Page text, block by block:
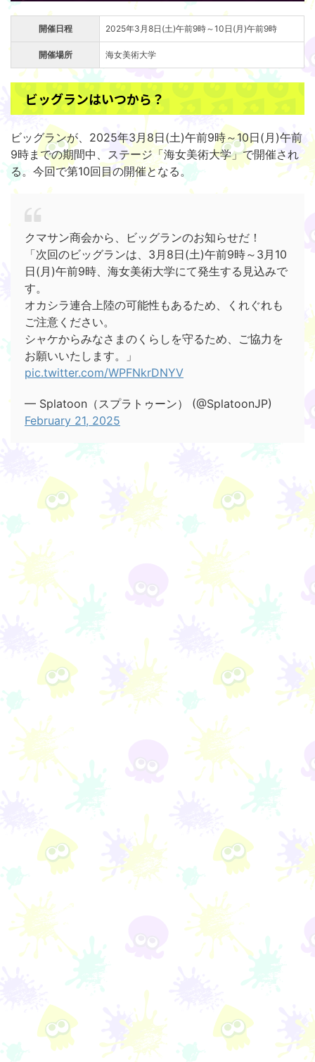
開催日程 2025年3月8日(土)午前9時～10日(月)午前9時
開催場所 海女美術大学
ビッグランはいつから？
ビッグランが、2025年3月8日(土)午前9時～10日(月)午前
9時までの期間中、ステージ「海女美術大学」で開催され
る。今回で第10回目の開催となる。
クマサン商会から、ビッグランのお知らせだ！
「次回のビッグランは、3月8日(土)午前9時～3月10
日(月)午前9時、海女美術大学にて発生する見込みで
す。
オカシラ連合上陸の可能性もあるため、くれぐれも
ご注意ください。
シャケからみなさまのくらしを守るため、ご協力を
お願いいたします。」
pic.twitter.com/WPFNkrDNYV
— Splatoon（スプラトゥーン） (@SplatoonJP)
February 21, 2025